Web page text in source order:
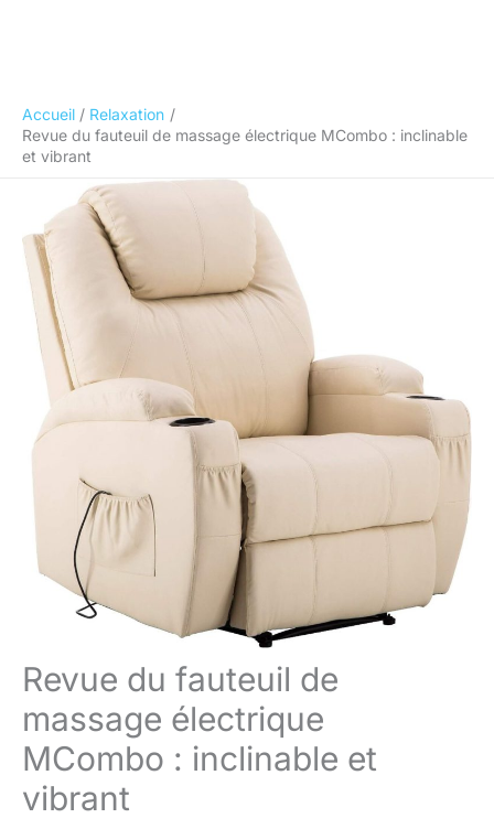
Accueil
Relaxation
Revue du fauteuil de massage électrique MCombo : inclinable
et vibrant
Revue du fauteuil de
massage électrique
MCombo : inclinable et
vibrant